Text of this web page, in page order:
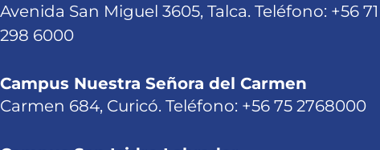
Avenida San Miguel 3605, Talca. Teléfono: +56 71
298 6000
Campus Nuestra Señora del Carmen
Carmen 684, Curicó. Teléfono: +56 75 2768000